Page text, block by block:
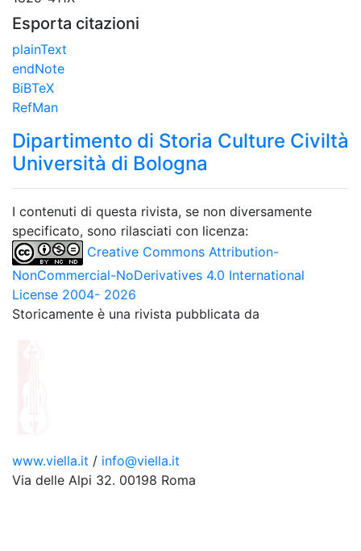
Esporta citazioni
plainText
endNote
BiBTeX
RefMan
Dipartimento di Storia Culture Civiltà
Università di Bologna
I contenuti di questa rivista, se non diversamente
specificato, sono rilasciati con licenza:
Creative Commons Attribution-
NonCommercial-NoDerivatives 4.0 International
License 2004- 2026
Storicamente è una rivista pubblicata da
www.viella.it / info@viella.it
Via delle Alpi 32. 00198 Roma